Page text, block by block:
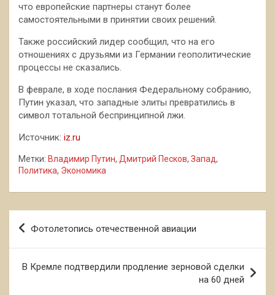
что европейские партнеры станут более
самостоятельными в принятии своих решений.
Также российский лидер сообщил, что на его
отношениях с друзьями из Германии геополитические
процессы не сказались.
В феврале, в ходе послания Федеральному собранию,
Путин указал, что западные элиты превратились в
символ тотальной беспринципной лжи.
Источник: iz.ru
Метки: Владимир Путин, Дмитрий Песков, Запад,
Политика, Экономика
Навигация
по
Фотолетопись отечественной авиации
В Кремле подтвердили продление зерновой сделки
на 60 дней